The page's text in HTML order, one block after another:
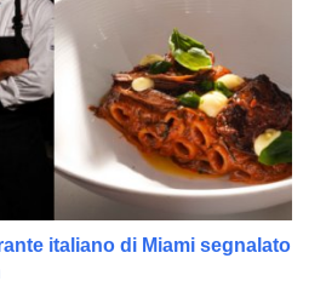
italiano di Miami segnalato